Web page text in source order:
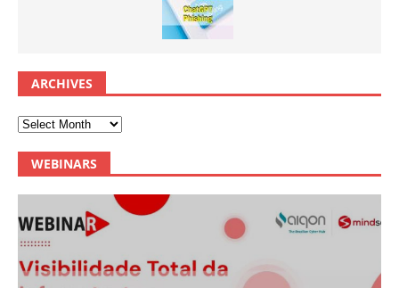
ARCHIVES
WEBINARS